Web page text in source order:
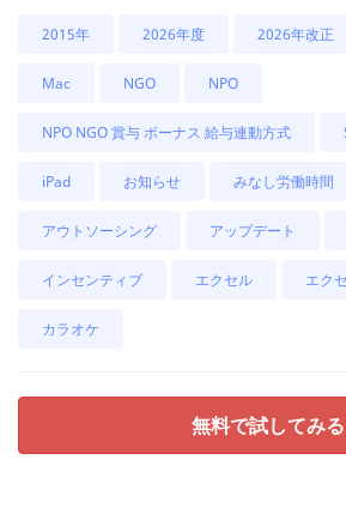
2015年 2026年度 2026年改正
Mac NGO NPO
NPO NGO 賞与 ボーナス 給与連動方式
iPad お知らせ みなし労働時間
アウトソーシング アップデート
インセンティブ エクセル エク
カラオケ
無料で試してみる